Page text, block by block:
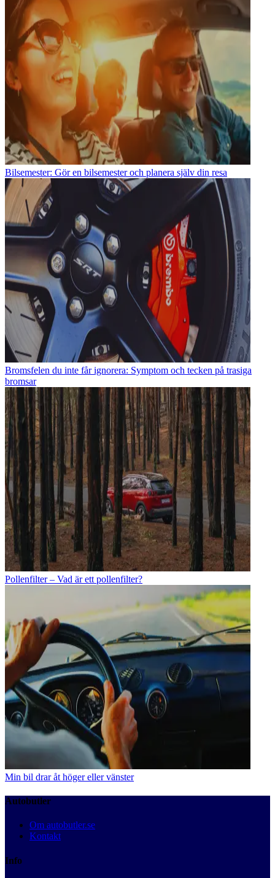
Bilsemester: Gör en bilsemester och planera själv din resa
Bromsfelen du inte får ignorera: Symptom och tecken på trasiga
bromsar
Pollenfilter – Vad är ett pollenfilter?
Min bil drar åt höger eller vänster
Autobutler
Om autobutler.se
Kontakt
Info